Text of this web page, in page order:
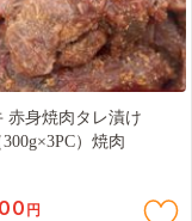
赤身焼肉タレ漬け
300g×3PC）焼肉
円